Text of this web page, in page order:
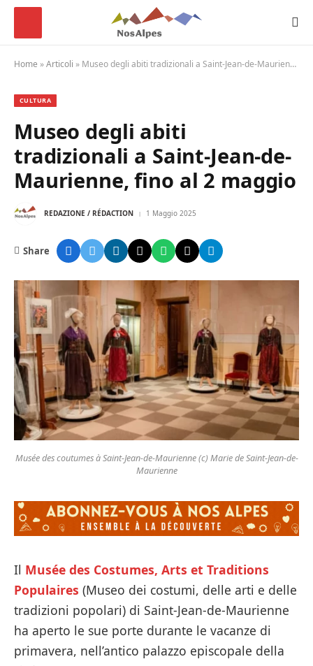
Home »Articoli » Museo degli abiti tradizionali a Saint-Jean-de-Maurienne, fino al 2 maggio
CULTURA
Museo degli abiti
tradizionali a Saint-Jean-de-
Maurienne, fino al 2 maggio
REDAZIONE / RÉDACTION 1 Maggio 2025
Share
Musée des coutumes à Saint-Jean-de-Maurienne (c) Marie de Saint-Jean-de-
Maurienne
Il Musée des Costumes, Arts et Traditions
Populaires (Museo dei costumi, delle arti e delle
tradizioni popolari) di Saint-Jean-de-Maurienne
ha aperto le sue porte durante le vacanze di
primavera, nell’antico palazzo episcopale della